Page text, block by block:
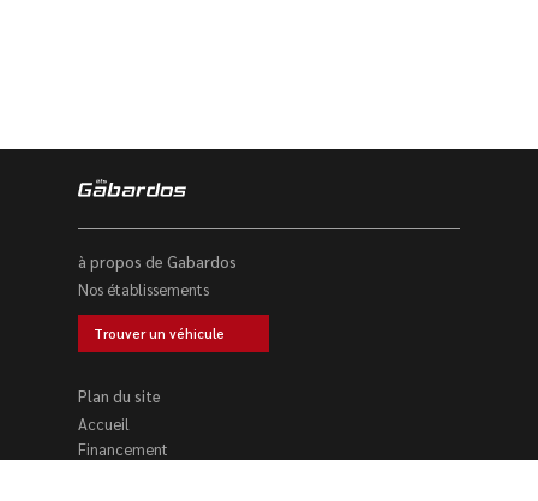
à propos de Gabardos
Nos établissements
Trouver un véhicule
Plan du site
Accueil
Financement